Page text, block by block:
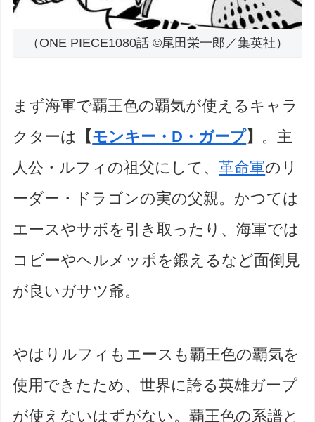
（ONE PIECE1080話 ©尾田栄一郎／集英社）
まず海軍で覇王色の覇気が使えるキャラ
クターは
【モンキー・D・ガープ】 。主
人公・ルフィの祖父にして、革命軍のリ
ーダー・ドラゴンの実の父親。かつては
エースやサボを引き取ったり、海軍では
コビーやヘルメッポを鍛えるなど面倒見
が良いガサツ爺。
やはりルフィもエースも覇王色の覇気を
使用できたため、世界に誇る英雄ガープ
が使えないはずがない。覇王色の系譜と